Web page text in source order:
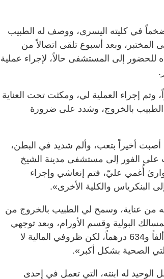
ضخماً في كليته اليسرى، ووصف له الطبيب
المختبر، وبعد أسبوع تلقى اتصالاً من
للحضور إلى المستشفى حالاً، لإجراء عملية
إجراء العملية لي، ومكثت تحت العناية
بالخروج، وشدد على ضرورة
أخيراً بتعب، وألم شديد في البطن،
على الفور إلى مستشفى مدينة الشيخ
أُغمي عليّ، فتم إنعاشي وإجراء
البنكرياس والكلية الأخرى».
من عناية، وسمح لي الطبيب بالخروج من
البولية وقسم الأورام، وبعد توجهي
إلى هناك علمت بأنني أحتاج إلى علاج بـ148 ألفاً و634 درهماً، لكن ظروفي المالية لا
الصحية بشكل أكبر».
له ابنته، التي تعمل في إحدى